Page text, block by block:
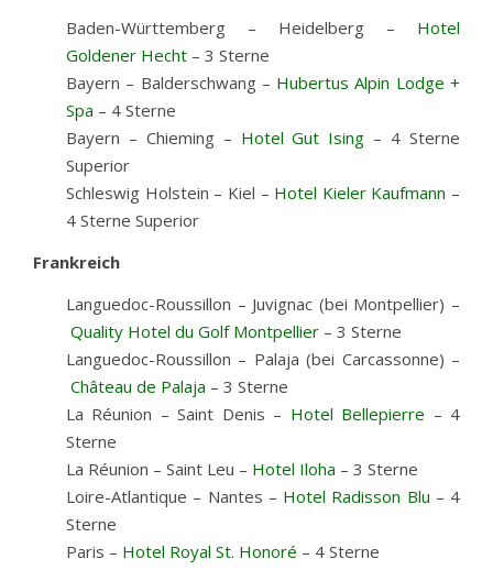
Baden-Württemberg – Heidelberg – Hotel
Goldener Hecht – 3 Sterne
Bayern – Balderschwang – Hubertus Alpin Lodge +
Spa – 4 Sterne
Bayern – Chieming – Hotel Gut Ising – 4 Sterne
Superior
Schleswig Holstein – Kiel – Hotel Kieler Kaufmann –
4 Sterne Superior
Frankreich
Languedoc-Roussillon – Juvignac (bei Montpellier) –
Quality Hotel du Golf Montpellier – 3 Sterne
Languedoc-Roussillon – Palaja (bei Carcassonne) –
Château de Palaja – 3 Sterne
La Réunion – Saint Denis – Hotel Bellepierre – 4
Sterne
La Réunion – Saint Leu – Hotel Iloha – 3 Sterne
Loire-Atlantique – Nantes – Hotel Radisson Blu – 4
Sterne
Paris – Hotel Royal St. Honoré – 4 Sterne